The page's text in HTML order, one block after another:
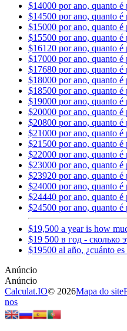
$14000 por ano, quanto é
$14500 por ano, quanto é
$15000 por ano, quanto é
$15500 por ano, quanto é
$16120 por ano, quanto é
$17000 por ano, quanto é
$17680 por ano, quanto é
$18000 por ano, quanto é
$18500 por ano, quanto é
$19000 por ano, quanto é
$20000 por ano, quanto é
$20800 por ano, quanto é
$21000 por ano, quanto é
$21500 por ano, quanto é
$22000 por ano, quanto é
$23000 por ano, quanto é
$23920 por ano, quanto é
$24000 por ano, quanto é
$24440 por ano, quanto é
$24500 por ano, quanto é
$19,500 a year is how
$19 500 в год - сколько
$19500 al año, ¿cuánto
Calculat.IO© 2026Mapa do site
nos